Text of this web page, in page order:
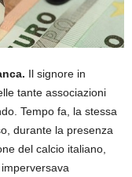
Il signore in
tante associazioni
Tempo fa, la stessa
durante la presenza
del calcio italiano,